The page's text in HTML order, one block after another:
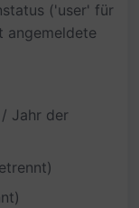
('user' für
angemeldete
Jahr der